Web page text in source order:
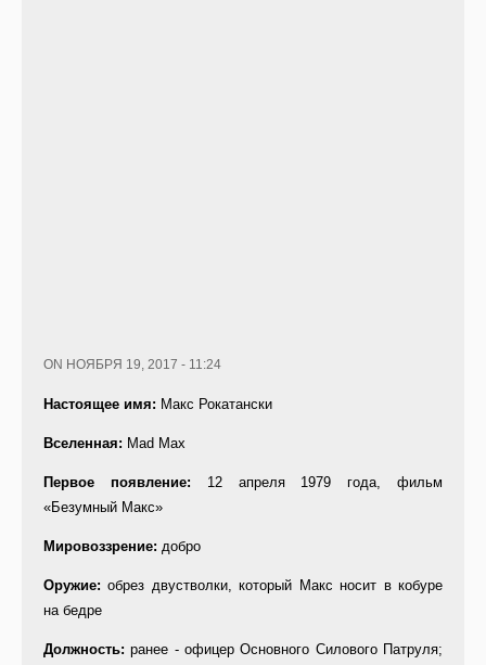
ON НОЯБРЯ 19, 2017 - 11:24
Настоящее имя: Макс Рокатански
Вселенная: Mad Max
Первое появление: 12 апреля 1979 года, фильм
«Безумный Макс»
Мировоззрение: добро
Оружие:обрез двустволки, который Макс носит в кобуре
на бедре
Должность:ранее - офицер Основного Силового Патруля;